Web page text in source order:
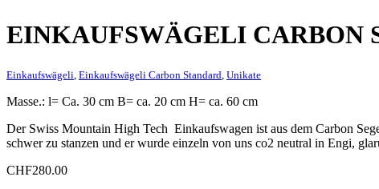
EINKAUFSWÄGELI CARBON
Einkaufswägeli Einkaufswägeli Carbon Standard Unikate
Masse.: l= Ca. 30 cm B= ca. 20 cm H= ca. 60 cm
Der Swiss Mountain High Tech Einkaufswagen ist aus dem Carbon
schwer zu stanzen und er wurde einzeln von uns co2 neutral in Engi,
CHF280.00